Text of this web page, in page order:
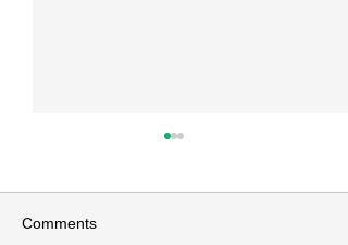
Comments